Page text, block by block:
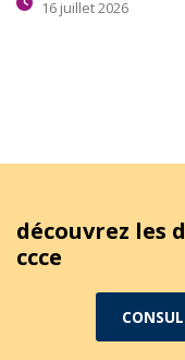
16 juillet 2026
découvrez les
ccce